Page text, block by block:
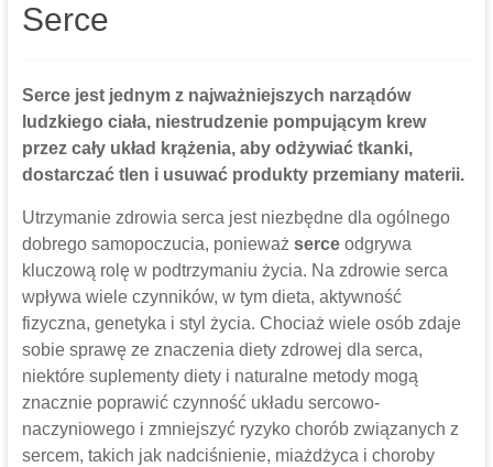
Serce
Sercejest jednym z najważniejszych narządów
ludzkiego ciała, niestrudzenie pompującym krew
przez cały układ krążenia, aby odżywiać tkanki,
dostarczać tlen i usuwać produkty przemiany materii.
Utrzymanie zdrowia serca jest niezbędne dla ogólnego
dobrego samopoczucia, ponieważ serceodgrywa
kluczową rolę w podtrzymaniu życia. Na zdrowie serca
wpływa wiele czynników, w tym dieta, aktywność
fizyczna, genetyka i styl życia. Chociaż wiele osób zdaje
sobie sprawę ze znaczenia diety zdrowej dla serca,
niektóre suplementy diety i naturalne metody mogą
znacznie poprawić czynność układu sercowo-
naczyniowego i zmniejszyć ryzyko chorób związanych z
sercem, takich jak nadciśnienie, miażdżyca i choroby